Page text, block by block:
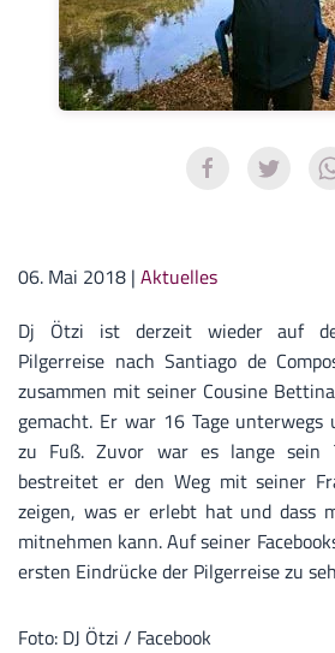
06. Mai 2018 | Aktuelles
Dj Ötzi ist derzeit wieder auf
Pilgerreise nach Santiago de
zusammen mit seiner Cousine
gemacht. Er war 16 Tage
zu Fuß. Zuvor war es lange sein
bestreitet er den Weg mit seiner
zeigen, was er erlebt hat und dass
mitnehmen kann. Auf seiner
ersten Eindrücke der Pilgerreise zu
Foto: DJ Ötzi / Facebook